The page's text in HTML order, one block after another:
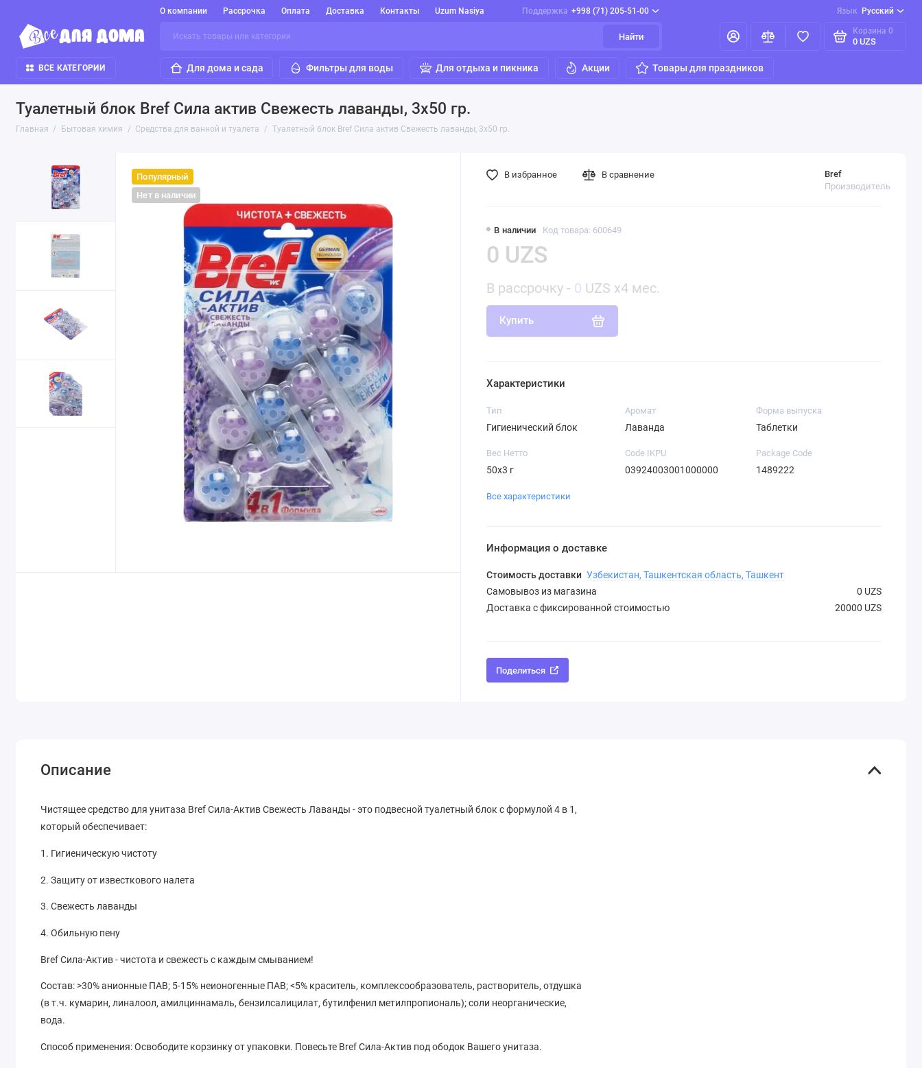
О компании Рассрочка Оплата Доставка Контакты Uzum Nasiya Поддержка +998 (71) 205-51-00 Язык Русский
Найти
Корзина 0
0 UZS
ВСЕ КАТЕГОРИИ Для дома и сада Фильтры для воды Для отдыха и пикника Акции Товары для праздников
Туалетный блок Bref Сила актив Свежесть лаванды, 3х50 гр.
Главная Бытовая химия Средства для ванной и туалета Туалетный блок Bref Сила актив Свежесть лаванды, 3х50 гр.
Популярный
Нет в наличии
В наличии Код товара: 600649
Bref
Производитель
0 UZS
В рассрочку - 0 UZS x4 мес.
Купить
В избранное В сравнение
Характеристики
Тип
Гигиенический блок
Аромат
Лаванда
Форма выпуска
Таблетки
Вес Нетто
50х3 г
Code IKPU
03924003001000000
Package Code
1489222
Все характеристики
Информация о доставке
Стоимость доставки Узбекистан, Ташкентская область, Ташкент
Самовывоз из магазина
0 UZS
Доставка с фиксированной стоимостью
20000 UZS
Поделиться
Описание
Чистящее средство для унитаза Bref Сила-Актив Свежесть Лаванды - это подвесной туалетный блок с формулой 4 в 1,
который обеспечивает:
1. Гигиеническую чистоту
2. Защиту от известкового налета
3. Свежесть лаванды
4. Обильную пену
Bref Сила-Актив - чистота и свежесть с каждым смыванием!
Состав: >30% анионные ПАВ; 5-15% неионогенные ПАВ; <5% краситель, комплексообразователь, растворитель, отдушка
(в т.ч. кумарин, линалоол, амилциннамаль, бензилсалицилат, бутилфенил метилпропиональ); соли неорганические,
вода.
Способ применения: Освободите корзинку от упаковки. Повесьте Bref Сила-Актив под ободок Вашего унитаза.